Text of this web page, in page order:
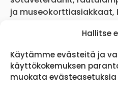
Hallitse
Käytämme evästeitä ja
käyttökokemuksen
muokata evästeasetuksia
ja
Yhteystiedot
044 7530140